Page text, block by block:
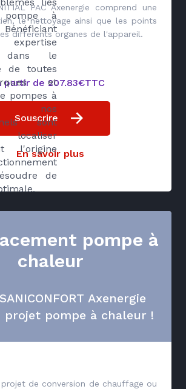
à
dans le
de toutes
et
pompes à
nos
sont
l'origine
de
PAC Axenergie comprend une
le nettoyage ainsi que les points
différents organes de l'appareil.
partir de 207.83€TTC
Souscrire
En savoir plus
pompe à
chaleur
Axenergie
projet pompe à chaleur !
de conversion de chauffage ou